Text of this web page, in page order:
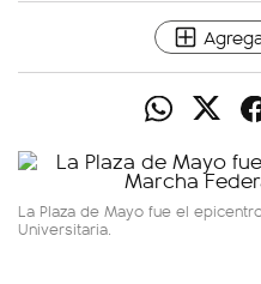
La Plaza de Mayo fue el
Universitaria.